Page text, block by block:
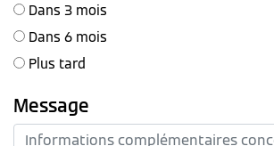
Dans 3 mois
Dans 6 mois
Plus tard
Message